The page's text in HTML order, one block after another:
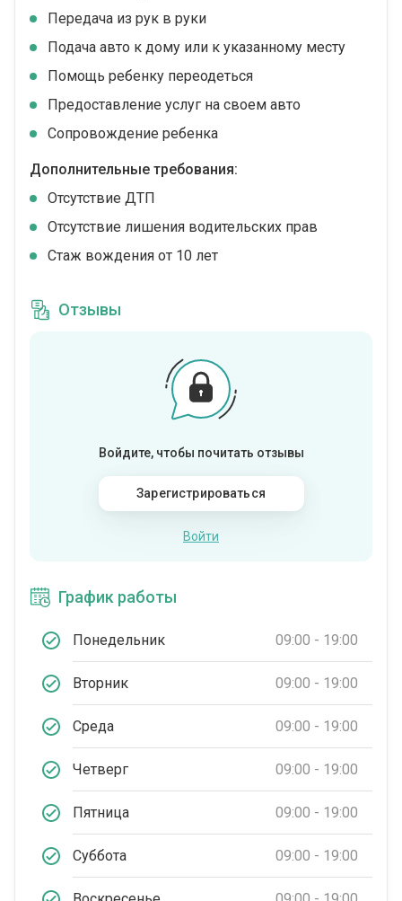
Передача из рук в руки
Подача авто к дому или к указанному месту
Помощь ребенку переодеться
Предоставление услуг на своем авто
Сопровождение ребенка
Дополнительные требования:
Отсутствие ДТП
Отсутствие лишения водительских прав
Стаж вождения от 10 лет
Отзывы
Войдите, чтобы почитать отзывы
Зарегистрироваться
Войти
График работы
Понедельник 09:00 - 19:00
Вторник 09:00 - 19:00
Среда 09:00 - 19:00
Четверг 09:00 - 19:00
Пятница 09:00 - 19:00
Суббота 09:00 - 19:00